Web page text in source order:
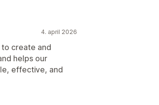
4. april 2026
to create and
helps our
effective, and